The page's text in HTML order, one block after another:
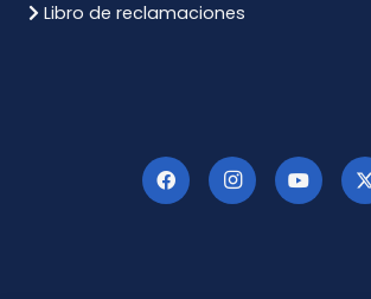
Libro de reclamaciones